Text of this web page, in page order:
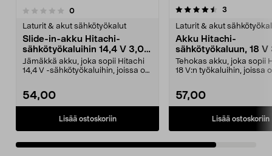
0arvostelut
Laturit & akut sähkötyökalut
Slide-in-akku Hitachi-
sähkötyökaluihin 14,4 V 3,0
Ah Li-Ion
Jämäkkä akku, joka sopii Hitachi
14,4 V -sähkötyökaluihin, joissa on
54,00
Lisää ostoskoriin
4.5viidestä
3
Laturit & akut
Akku Hitachi-
sähkötyökaluun, 18 V
Litiumioni
Tehokas akku, joka sopii
18 V:n työkaluihin, joissa
57,00
Lisää ostoskoriin